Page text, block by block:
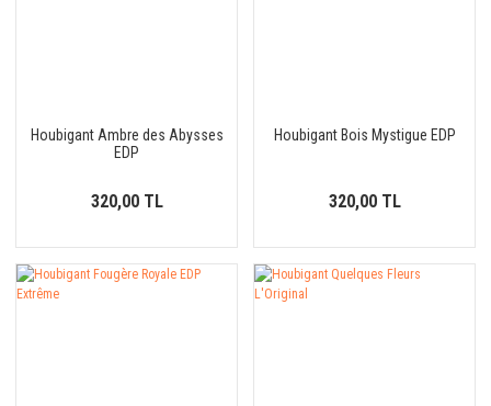
Houbigant Ambre des Abysses
EDP
320,00 TL
Houbigant Bois Mystigue EDP
320,00 TL